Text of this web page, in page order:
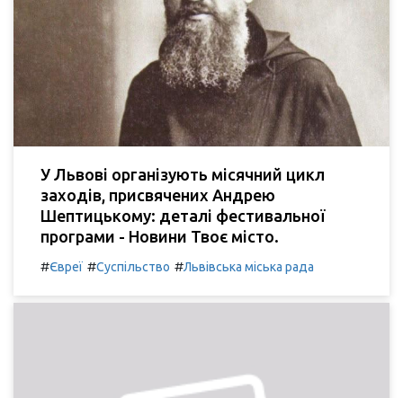
У Львові організують місячний цикл
заходів, присвячених Андрею
Шептицькому: деталі фестивальної
програми - Новини Твоє місто.
#Євреї #Суспільство #Львівська міська рада